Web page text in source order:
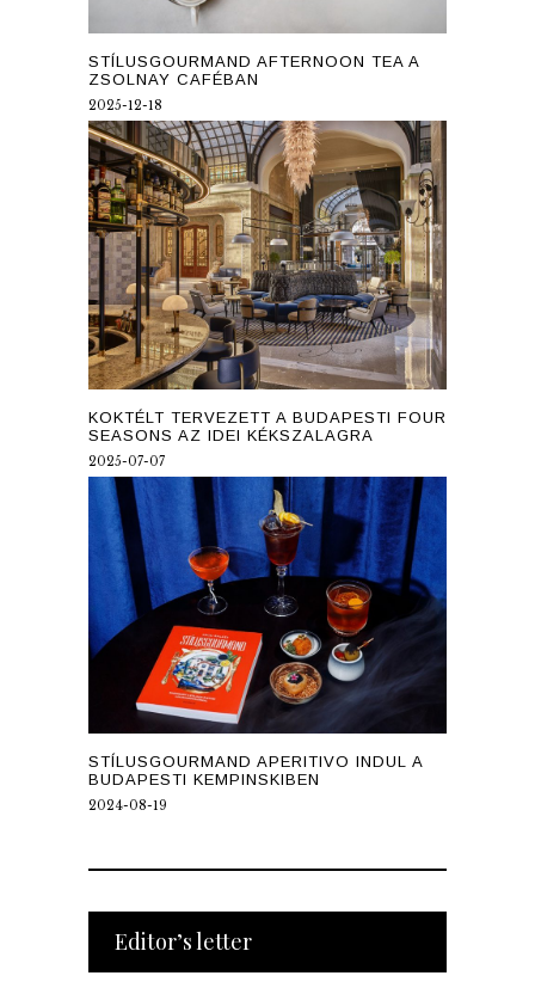
STÍLUSGOURMAND AFTERNOON TEA A
ZSOLNAY CAFÉBAN
2025-12-18
KOKTÉLT TERVEZETT A BUDAPESTI FOUR
SEASONS AZ IDEI KÉKSZALAGRA
2025-07-07
STÍLUSGOURMAND APERITIVO INDUL A
BUDAPESTI KEMPINSKIBEN
2024-08-19
Editor’s letter